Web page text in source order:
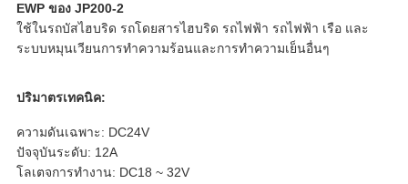
ส่วน
EWP ของ JP200-2
ใช้ในรถบัสไฮบริด รถโดยสารไฮบริด รถไฟฟ้า รถไฟฟ้า เรือ และ
ระบบหมุนเวียนการทําความร้อนและการทําความเย็นอื่นๆ
ปริมาตรเทคนิค:
ความดันเฉพาะ: DC24V
ปัจจุบันระดับ: 12A
โลเตจการทํางาน: DC18 ~ 32V